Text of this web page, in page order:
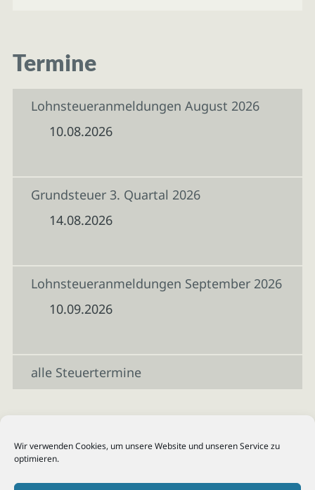
Wir verwenden Cookies, um unsere Website und unseren Service zu
optimieren.
Termine
Lohnsteueranmeldungen August 2026
10.08.2026
Grundsteuer 3. Quartal 2026
14.08.2026
Lohnsteueranmeldungen September 2026
10.09.2026
alle Steuertermine